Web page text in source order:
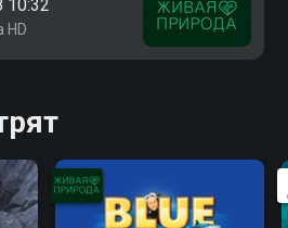
10:32
HD